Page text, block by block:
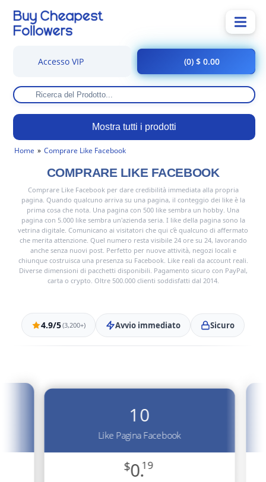
Mostra tutti i prodotti
Accesso VIP (0) $ 0.00
Home Comprare Like Facebook
COMPRARE LIKE FACEBOOK
Comprare Like Facebook per dare credibilità immediata alla propria
pagina. Quando qualcuno arriva su una pagina, il conteggio dei like è la
prima cosa che nota. Una pagina con 500 like sembra un hobby. Una
pagina con 5.000 like sembra un'azienda seria. I like della pagina sono la
vetrina digitale. Comunicano ai visitatori che qui c'è qualcuno di affermato
che merita attenzione. Quel numero resta visibile 24 ore su 24, lavorando
anche senza nuovi post. Perfetto per nuove attività, negozi locali e
chiunque costruisca una presenza su Facebook. Like reali da account reali.
Diverse dimensioni di pacchetti disponibili. Pagamento sicuro con PayPal,
carta o crypto. Oltre 500.000 clienti soddisfatti dal 2014.
4.9/5(3,200+) Avvio immediato Sicuro
10
Like Pagina Facebook
$0.19